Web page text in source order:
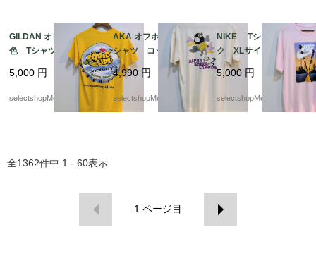
GILDAN オレンジ 黄
色 Tシャツ イカ リ
ップ 唇 ギルダン
イエロー Sサイズ
コットン HAITI製 リ
5,000 円
selectshopMerci.
AKA オフホワイト T
シャツ コットン Lサ
イズ ALPHA KAPPA
LAMBDA A .K.A
4,990 円
selectshopMerci.
NIKE Tシャツ ピン
ク XLサイズ ホワイ
ト ナイキ 夕日
5,000 円
selectshopMerci.
全1362件中 1 - 60表示
1 ページ目